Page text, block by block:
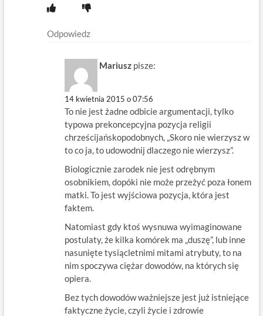
Odpowiedz
Mariusz pisze:
14 kwietnia 2015 o 07:56
To nie jest żadne odbicie argumentacji, tylko
typowa prekoncepcyjna pozycja religii
chrześcijańskopodobnych, „Skoro nie wierzysz w
to co ja, to udowodnij dlaczego nie wierzysz”.
Biologicznie zarodek nie jest odrębnym
osobnikiem, dopóki nie może przeżyć poza łonem
matki. To jest wyjściowa pozycja, która jest
faktem.
Natomiast gdy ktoś wysnuwa wyimaginowane
postulaty, że kilka komórek ma „duszę”, lub inne
nasunięte tysiącletnimi mitami atrybuty, to na
nim spoczywa ciężar dowodów, na których się
opiera.
Bez tych dowodów ważniejsze jest już istniejące
faktyczne życie, czyli życie i zdrowie